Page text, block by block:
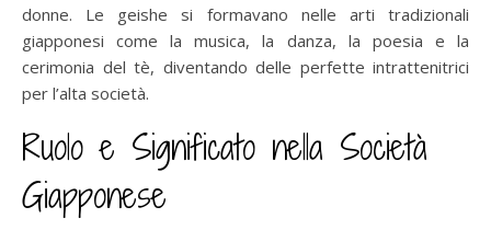
donne. Le geishe si formavano nelle arti tradizionali
giapponesi come la musica, la danza, la poesia e la
cerimonia del tè, diventando delle perfette intrattenitrici
per l’alta società.
Ruolo e Significato nella Società
Giapponese